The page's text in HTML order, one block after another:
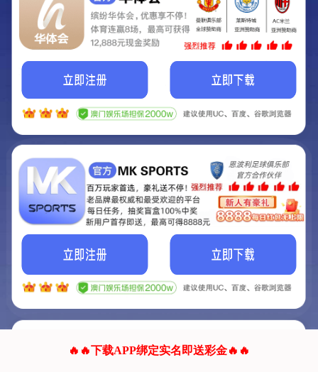
Hey Guys!
我们即将上线啦...
我们的网站正在建设.
它将是非常棒的网站.
联系我们!